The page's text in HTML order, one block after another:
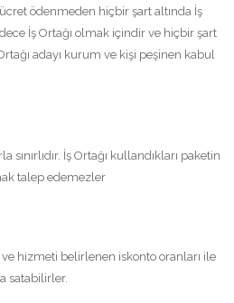
ödenmeden hiçbir şart altında İş
İş Ortağı olmak içindir ve hiçbir şart
adayı kurum ve kişi peşinen kabul
sınırlıdır. İş Ortağı kullandıkları paketin
talep edemezler
ve hizmeti belirlenen iskonto oranları ile
satabilirler.